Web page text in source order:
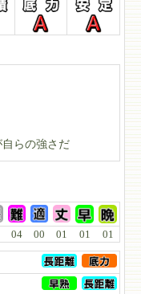
らの強さだ
04 00 01 01 01